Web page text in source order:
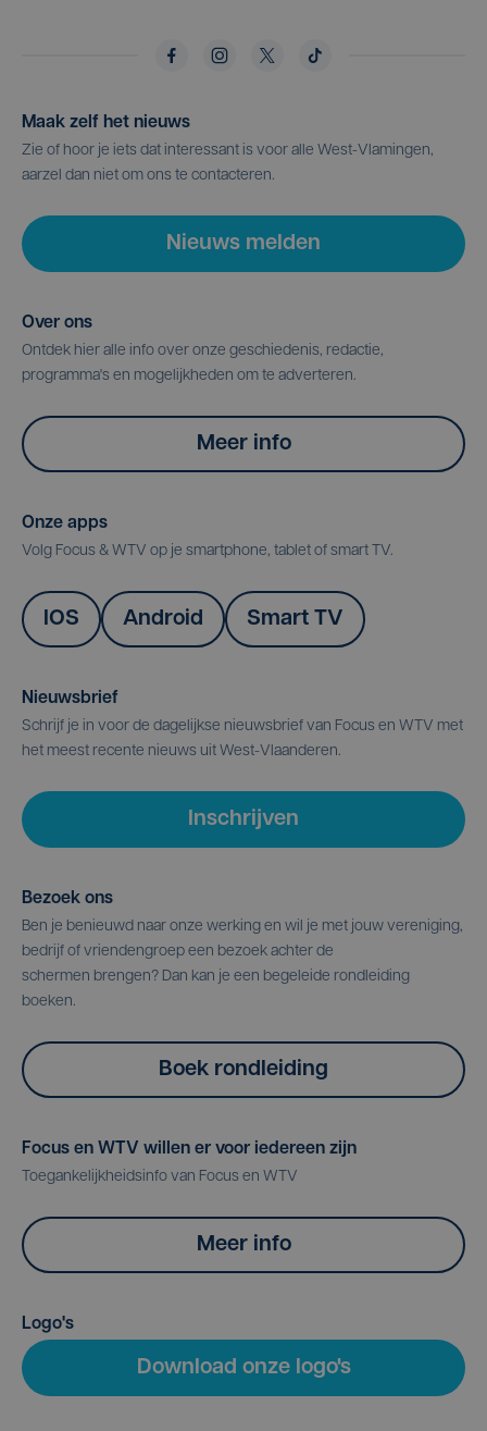
Maak zelf het nieuws
Zie of hoor je iets dat interessant is voor alle West-Vlamingen,
aarzel dan niet om ons te contacteren.
Nieuws melden
Over ons
Ontdek hier alle info over onze geschiedenis, redactie,
programma's en mogelijkheden om te adverteren.
Meer info
Onze apps
Volg Focus & WTV op je smartphone, tablet of smart TV.
IOS Android Smart TV
Nieuwsbrief
Schrijf je in voor de dagelijkse nieuwsbrief van Focus en WTV met
het meest recente nieuws uit West-Vlaanderen.
Inschrijven
Bezoek ons
Ben je benieuwd naar onze werking en wil je met jouw vereniging,
bedrijf of vriendengroep een bezoek achter de
schermen brengen? Dan kan je een begeleide rondleiding
boeken.
Boek rondleiding
Focus en WTV willen er voor iedereen zijn
Toegankelijkheidsinfo van Focus en WTV
Meer info
Logo's
Download onze logo's